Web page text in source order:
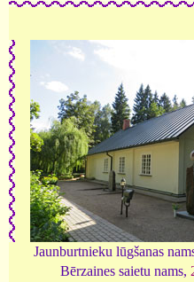
Jaunburtnieku lūgšanas
Bērzaines saietu nams,